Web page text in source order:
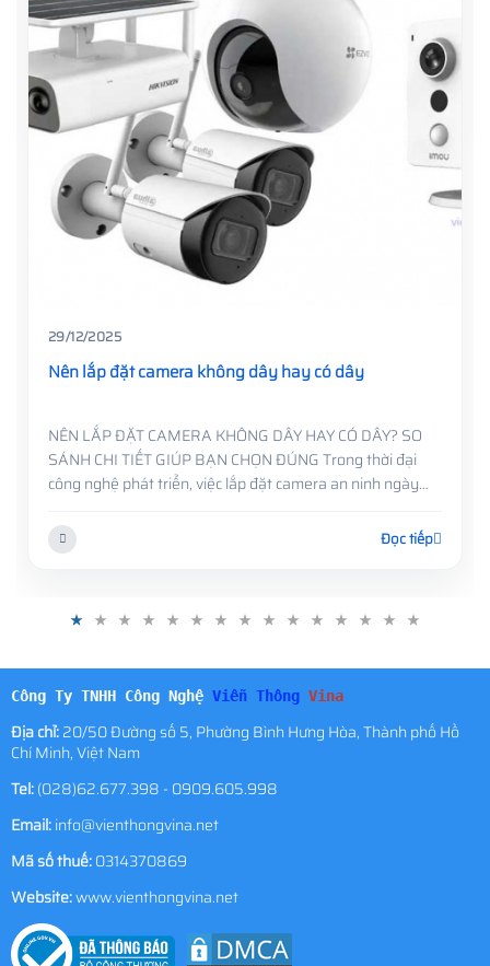
29/12/2025
Nên lắp đặt camera không dây hay có dây
NÊN LẮP ĐẶT CAMERA KHÔNG DÂY HAY CÓ DÂY? SO
SÁNH CHI TIẾT GIÚP BẠN CHỌN ĐÚNG Trong thời đại
công nghệ phát triển, việc lắp đặt camera an ninh ngày
đến nhà xưởng ....
Đọc tiếp
Công Ty TNHH Công Nghệ Viễn Thông Vina
Địa chỉ:20/50 Đường số 5, Phường Bình Hưng Hòa, Thành phố Hồ
Chí Minh, Việt Nam
Tel:(028)62.677.398 - 0909.605.998
Email:info@vienthongvina.net
Mã số thuế:0314370869
Website:www.vienthongvina.net